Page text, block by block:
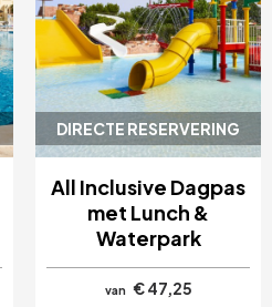
DIRECTE RESERVERING
All Inclusive Dagpas
met Lunch &
Waterpark
van € 47,25